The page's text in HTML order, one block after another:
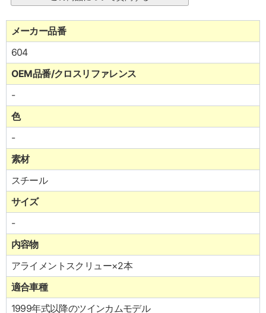
メーカー品番
604
OEM品番/クロスリファレンス
-
色
-
素材
スチール
サイズ
-
内容物
アライメントスクリュー×2本
適合車種
1999年式以降のツインカムモデル